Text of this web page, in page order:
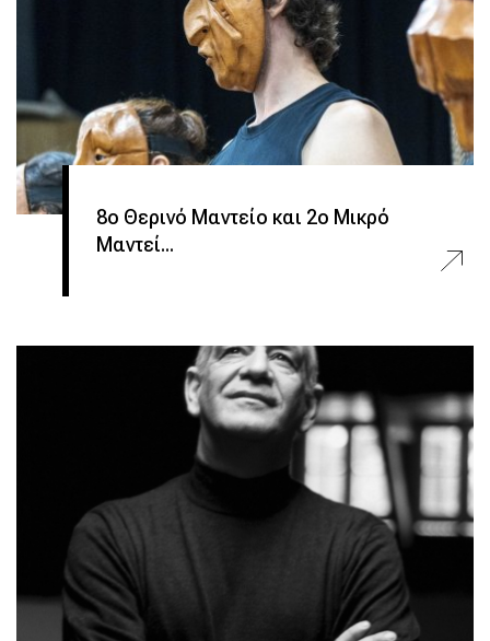
8ο Θερινό Μαντείο και 2ο Μικρό
Μαντεί...